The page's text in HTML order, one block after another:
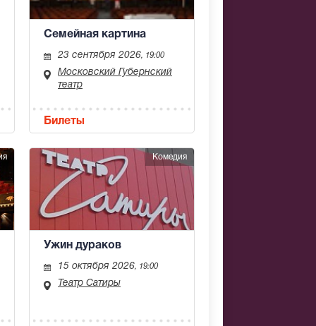
Семейная картина
23 сентября 2026, 19:00
Московский Губернский
театр
Билеты
Комедия
Ужин дураков
15 октября 2026, 19:00
Театр Сатиры